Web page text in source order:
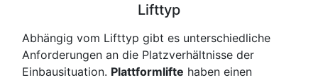
Lifttyp
Abhängig vom Lifttyp gibt es unterschiedliche
Anforderungen an die Platzverhältnisse der
Einbausituation. Plattformlifte haben einen